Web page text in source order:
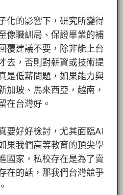
化的影響下，研究所變得
像職訓局、保證畢業的補
覆建議不要，除非能上台
去，否則對薪資或技術提
是低薪問題，如果能力與
加玻、馬來西亞，越南，
在台灣好。
要好好檢討，尤其面臨AI
果我們高等教育的頂尖學
國家，私校存在是為了賣
在的話，那我們台灣競爭